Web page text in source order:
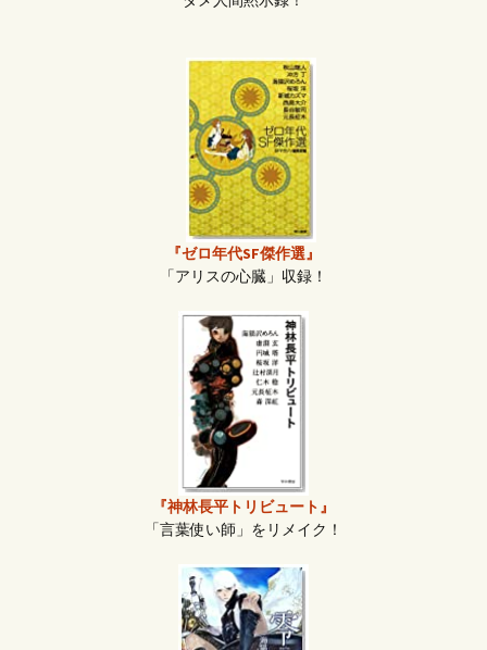
『ゼロ年代SF傑作選』
「アリスの心臓」収録！
『神林長平トリビュート』
「言葉使い師」をリメイク！